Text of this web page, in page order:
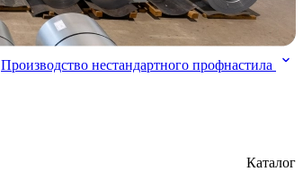
Производство нестандартного профнастила
Каталог